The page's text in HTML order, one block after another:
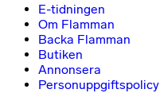
E-tidningen
Om Flamman
Backa Flamman
Butiken
Annonsera
Personuppgiftspolicy